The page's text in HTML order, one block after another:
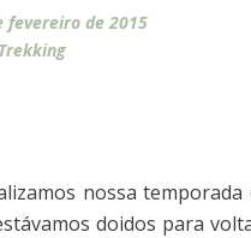
fevereiro de 2015
Trekking
nossa temporada
doidos para